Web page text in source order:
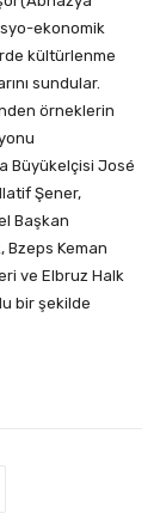
ekonomik
kültürlenme
sundular.
örneklerin
Büyükelçisi José
Şener,
Başkan
Bzeps Keman
ve Elbruz Halk
bir şekilde